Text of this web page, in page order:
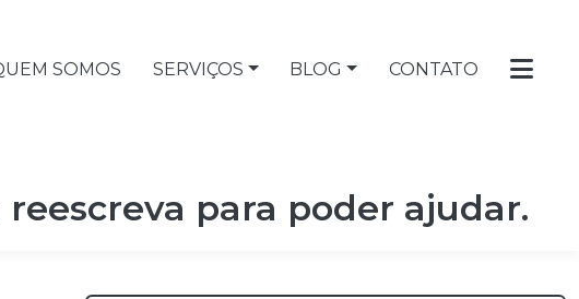
SOMOS SERVIÇOS BLOG CONTATO
para poder ajudar.